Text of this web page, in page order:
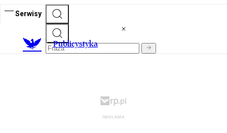
Serwisy
Publicystyka